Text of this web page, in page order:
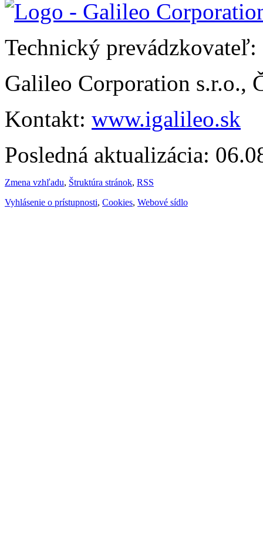
Technický prevádzkovateľ:
Galileo Corporation s.r.o.,
Kontakt: www.igalileo.sk
Posledná aktualizácia:
Zmena vzhľadu, Štruktúra stránok, RSS
Vyhlásenie o prístupnosti, Cookies, Webové sídlo